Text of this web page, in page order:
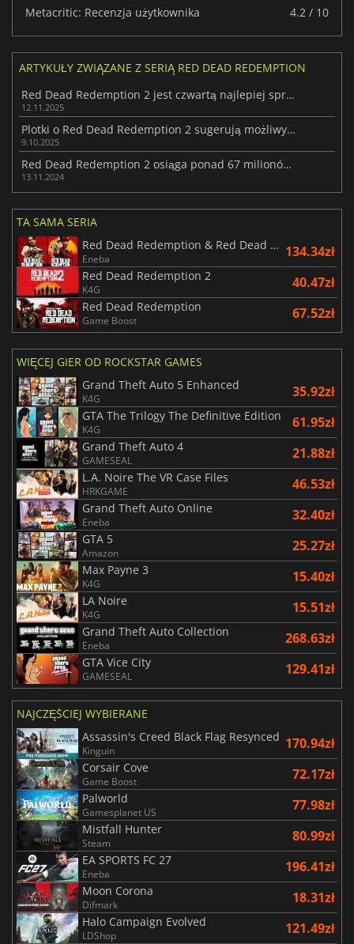
Metacritic: Recenzja użytkownika 4.2 / 10
ARTYKUŁY ZWIĄZANE Z SERIĄ RED DEAD REDEMPTION
Red Dead Redemption 2 jest czwartą najlepiej sprzedającą się grą w historii
12.11.2025
Plotki o Red Dead Redemption 2 sugerują możliwy port na Switch 2
9.10.2025
Red Dead Redemption 2 osiąga ponad 67 milionów sprzedanych egzemplarzy
13.11.2024
TA SAMA SERIA
Red Dead Redemption & Red Dead Redemption 2 Bundle
Eneba 134.34zł
Red Dead Redemption 2
K4G 40.47zł
Red Dead Redemption
Game Boost 67.52zł
WIĘCEJ GIER OD ROCKSTAR GAMES
Grand Theft Auto 5 Enhanced
K4G 35.92zł
GTA The Trilogy The Definitive Edition
K4G 61.95zł
Grand Theft Auto 4
GAMESEAL 21.88zł
L.A. Noire The VR Case Files
HRKGAME 46.53zł
Grand Theft Auto Online
Eneba 32.40zł
GTA 5
Amazon 25.27zł
Max Payne 3
K4G 15.40zł
LA Noire
K4G 15.51zł
Grand Theft Auto Collection
Eneba 268.63zł
GTA Vice City
GAMESEAL 129.41zł
NAJCZĘŚCIEJ WYBIERANE
Assassin's Creed Black Flag Resynced
Kinguin 170.94zł
Corsair Cove
Game Boost 72.17zł
Palworld
Gamesplanet US 77.98zł
Mistfall Hunter
Steam 80.99zł
EA SPORTS FC 27
Eneba 196.41zł
Moon Corona
Difmark 18.31zł
Halo Campaign Evolved
LDShop 121.49zł